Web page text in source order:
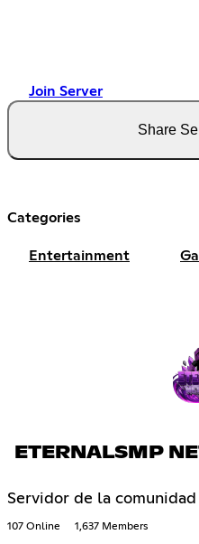
Join Server
Share
Categories
Entertainment
ETERNALSMP
Servidor de la
107 Online 1,637 Members